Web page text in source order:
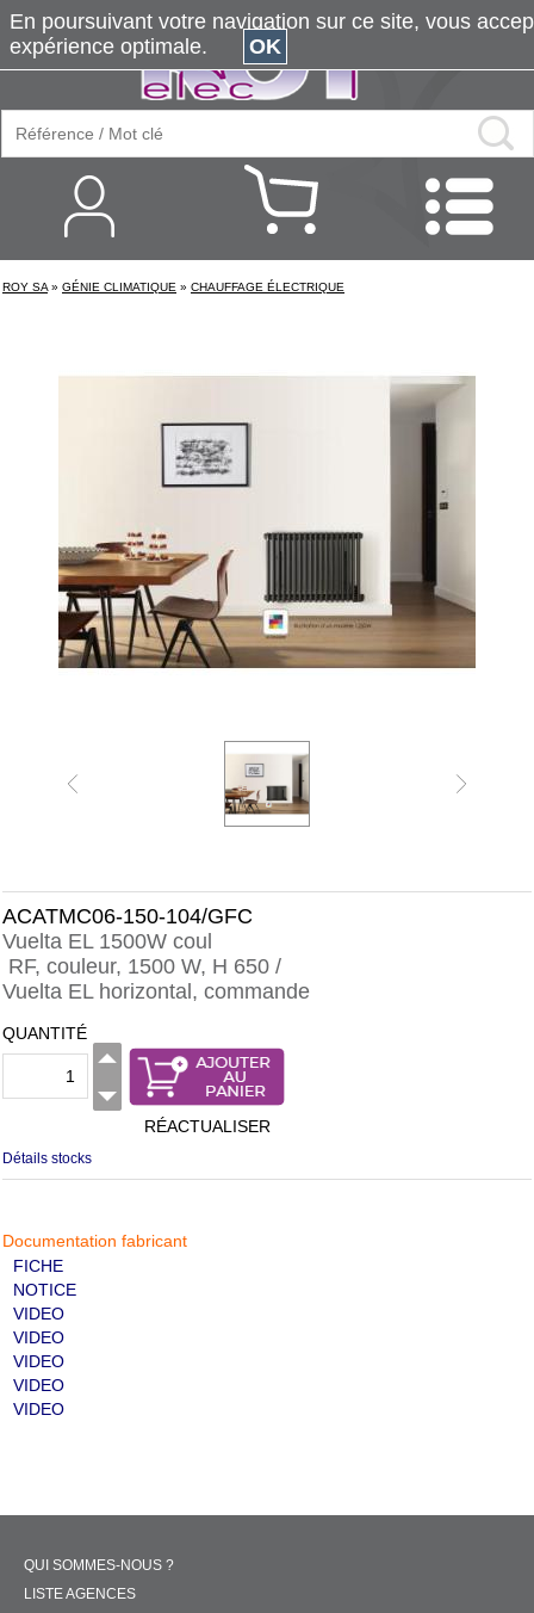
ROY SA » GÉNIE CLIMATIQUE » CHAUFFAGE ÉLECTRIQUE
ACATMC06-150-104/GFC
Vuelta EL 1500W coul
RF, couleur, 1500 W, H 650 /
Vuelta EL horizontal, commande
QUANTITÉ
RÉACTUALISER
Détails stocks
Documentation fabricant
FICHE
NOTICE
VIDEO
VIDEO
VIDEO
VIDEO
VIDEO
QUI SOMMES-NOUS ?
LISTE AGENCES
En poursuivant votre navigation sur ce site, vous
expérience optimale.
OK